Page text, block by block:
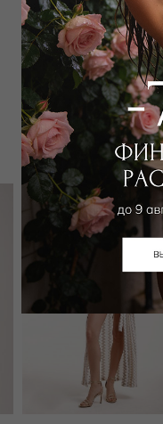
Вам может